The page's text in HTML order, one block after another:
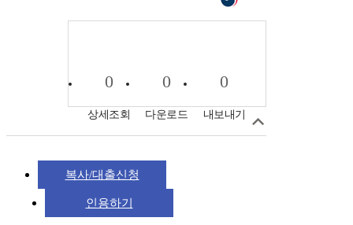
0
상세조회
0
다운로드
0
내보내기
복사/대출신청
인용하기